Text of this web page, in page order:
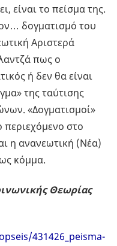
είναι το πείσμα της.
δογματισμό του
Αριστερά
πως ο
ή δεν θα είναι
της ταύτισης
«Δογματισμοί»
στο
η ανανεωτική (Νέα)
κόμμα.
Θεωρίας
431426_peisma-